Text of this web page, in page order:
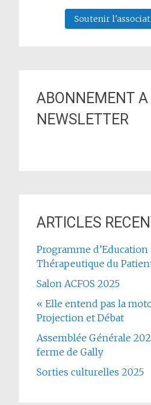
Soutenir
ABONNEMENT
NEWSLETTER
ARTICLES
Programme d’Education
Thérapeutique du
Salon ACFOS 2025
« Elle entend pas la
Projection et Débat
Assemblée Générale
ferme de Gally
Sorties culturelles 2025